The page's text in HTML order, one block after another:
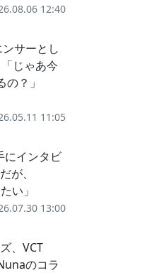
12:40
サーとし
じゃあ今
？」
11:05
にインタビ
が、
い」
13:00
、VCT
のコラ